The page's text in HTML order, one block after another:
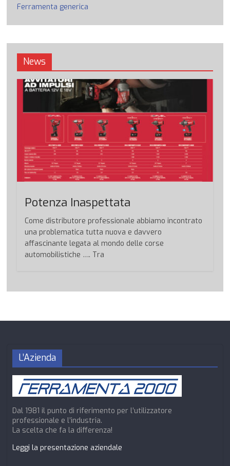
Ferramenta generica
News
Potenza Inaspettata
Come distributore professionale abbiamo incontrato
una problematica tutta nuova e davvero
affascinante legata al mondo delle corse
automobilistiche …. Tra
L’Azienda
Dal 1981 il punto di riferimento per l’utilizzatore
professionale e l’industria.
La scelta che fa la differenza!
Leggi la presentazione aziendale